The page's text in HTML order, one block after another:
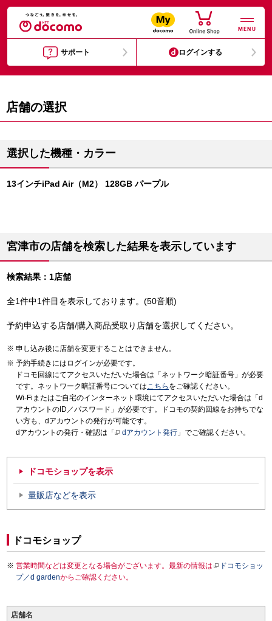
MENU
サポート ログインする
店舗の選択
選択した機種・カラー
13インチiPad Air（M2） 128GB パープル
宮津市の店舗を検索した結果を表示しています
検索結果：1店舗
全1件中1件目を表示しております。(50音順)
予約申込する店舗/購入商品受取り店舗を選択してください。
申し込み後に店舗を変更することはできません。
予約手続きにはログインが必要です。
ドコモ回線にてアクセスいただいた場合は「ネットワーク暗証番号」が必要
です。ネットワーク暗証番号についてはこちら をご確認ください。
Wi-Fiまたはご自宅のインターネット環境にてアクセスいただいた場合は「d
アカウントのID／パスワード」が必要です。ドコモの契約回線をお持ちでな
い方も、dアカウントの発行が可能です。
dアカウントの発行・確認は「
dアカウント発行 」でご確認ください。
ドコモショップを表示
量販店などを表示
ドコモショップ
営業時間などは変更となる場合がございます。最新の情報は
ドコモショッ
プ／d gardenからご確認ください。
店舗名